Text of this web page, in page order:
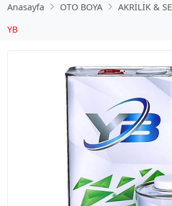
Anasayfa OTO BOYA
AKRİLİK &
YB